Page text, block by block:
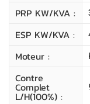
PRP KW/kVA :
ESP KW/kVA :
Moteur :
Contre
Complet
L/H(100%) :